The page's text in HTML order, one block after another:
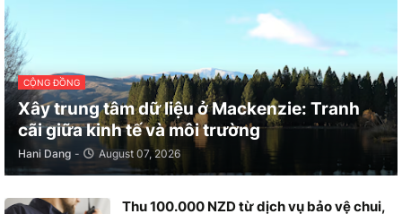
CỘNG ĐỒNG
Xây trung tâm dữ liệu ở Mackenzie: Tranh
cãi giữa kinh tế và môi trường
Hani Dang - August 07, 2026
Thu 100.000 NZD từ dịch vụ bảo vệ chui,